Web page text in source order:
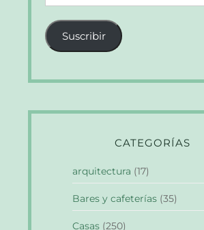
de
correo
electrónico
Suscribir
CATEGORÍAS
arquitectura (17)
Bares y cafeterías (35)
Casas (250)